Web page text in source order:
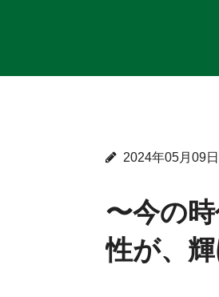
2024年05月09日
〜今の
性が、